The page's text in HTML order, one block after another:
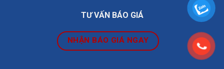
TƯ VẤN BÁO GIÁ
NHẬN BÁO GIÁ NGAY